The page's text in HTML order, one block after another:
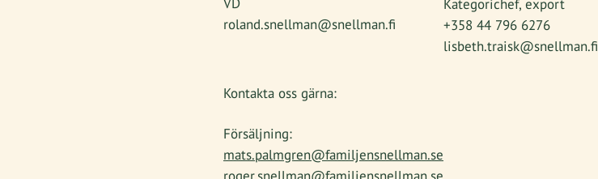
roland.snellman@snellman.fi
Kategorichef, export
+358 44 796 6276
lisbeth.traisk@snellman.fi
Kontakta oss gärna:
Försäljning:
mats.palmgren@familjensnellman.se